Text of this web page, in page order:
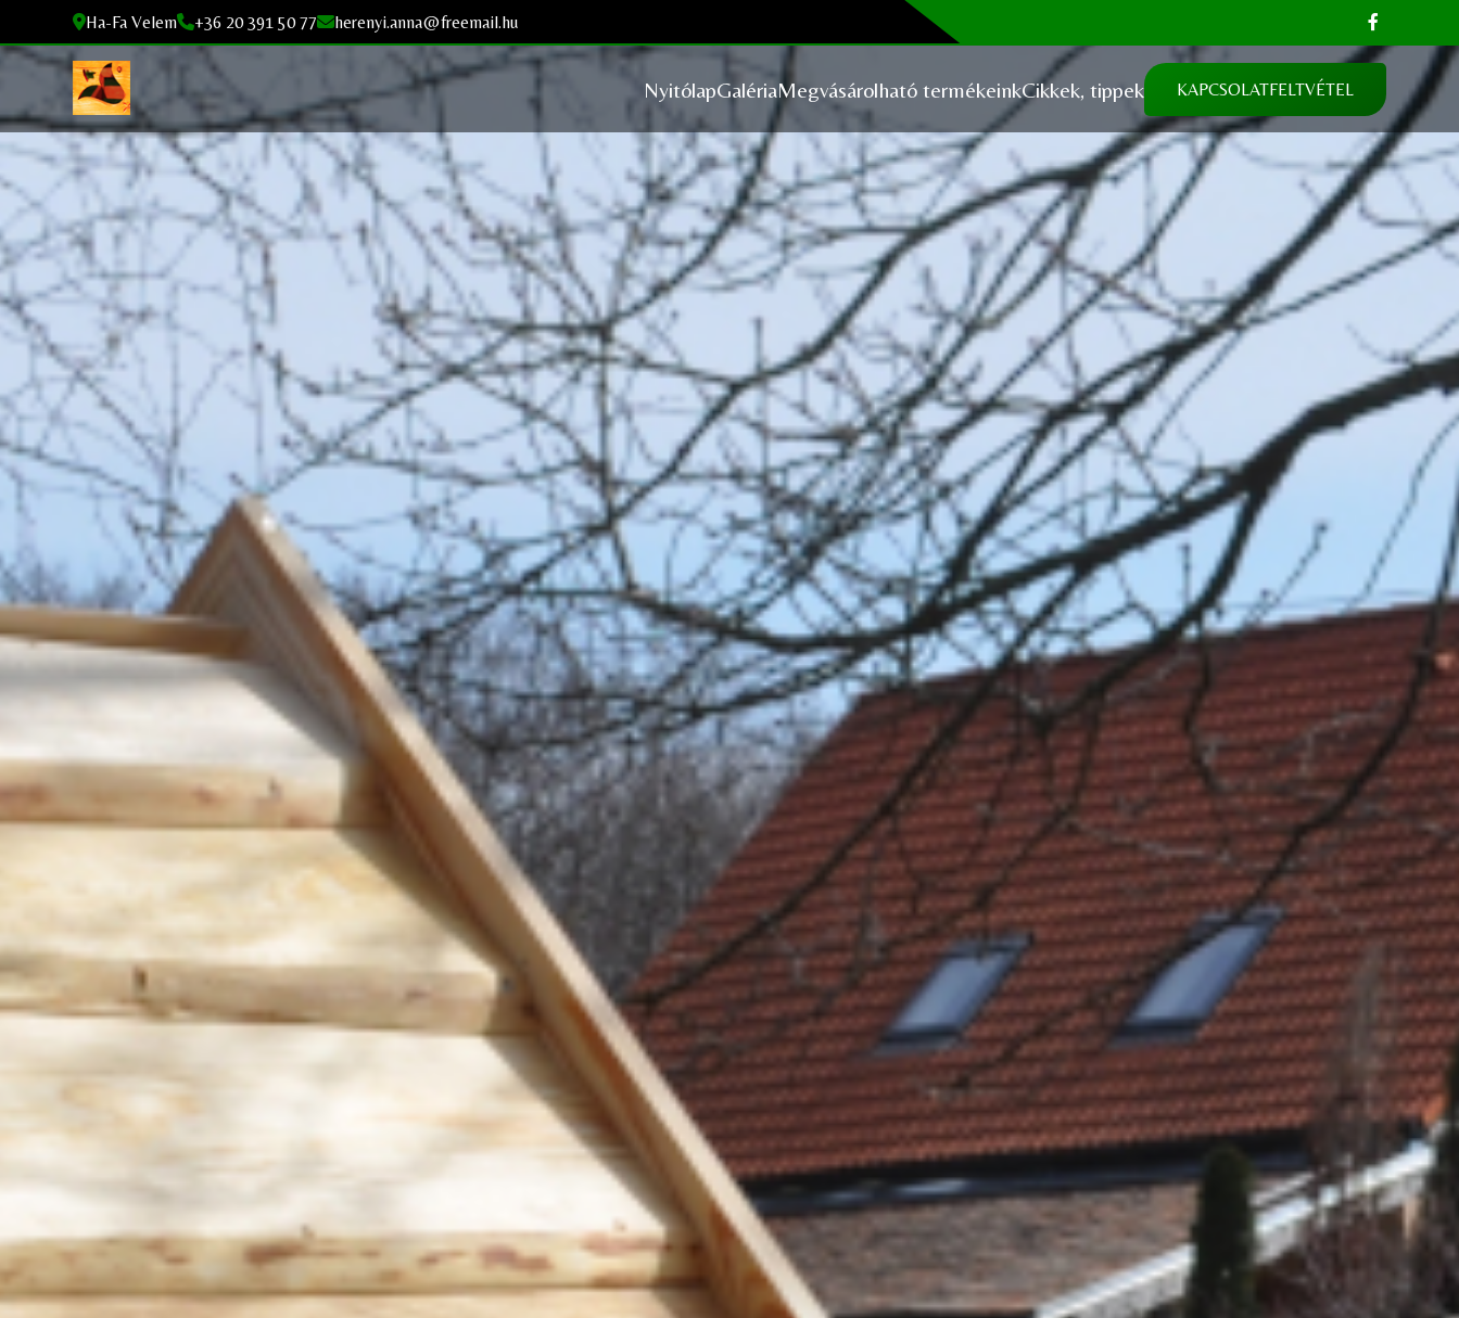
Ha-Fa Velem +36 20 391 50 77 herenyi.anna@freemail.hu
NyitólapGalériaMegvásárolható termékeinkCikkek, tippek KAPCSOLATFELTVÉTEL